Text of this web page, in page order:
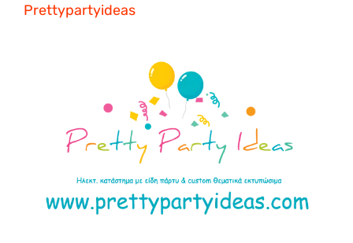
Prettypartyideas